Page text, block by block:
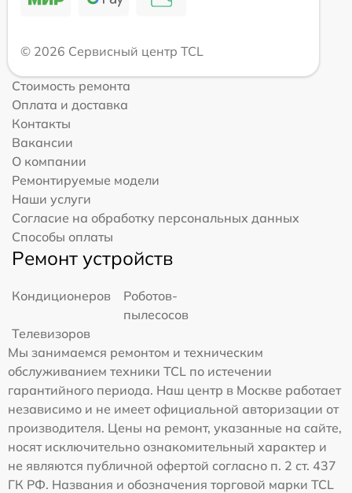
© 2026 Сервисный центр TCL
Стоимость ремонта
Оплата и доставка
Контакты
Вакансии
О компании
Ремонтируемые модели
Наши услуги
Согласие на обработку персональных данных
Способы оплаты
Ремонт устройств
Кондиционеров
Роботов-
пылесосов
Телевизоров
Мы занимаемся ремонтом и техническим
обслуживанием техники TCL по истечении
гарантийного периода. Наш центр в Москве работает
независимо и не имеет официальной авторизации от
производителя. Цены на ремонт, указанные на сайте,
носят исключительно ознакомительный характер и
не являются публичной офертой согласно п. 2 ст. 437
ГК РФ. Названия и обозначения торговой марки TCL